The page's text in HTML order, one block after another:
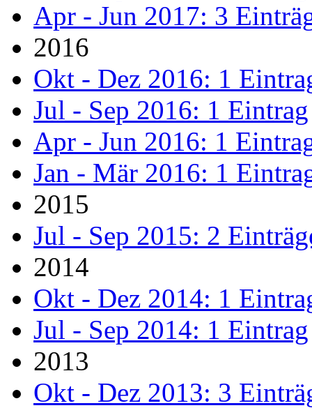
Apr - Jun 2017: 3
2016
Okt - Dez 2016: 1
Jul - Sep 2016: 1 Eintrag
Apr - Jun 2016: 1
Jan - Mär 2016: 1
2015
Jul - Sep 2015: 2
2014
Okt - Dez 2014: 1
Jul - Sep 2014: 1 Eintrag
2013
Okt - Dez 2013: 3